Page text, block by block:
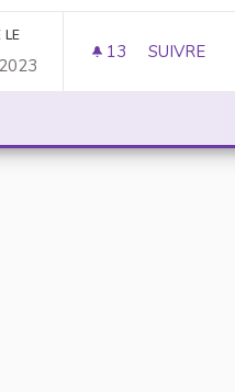
LE
13 13 ABONNÉS
SUIVRE